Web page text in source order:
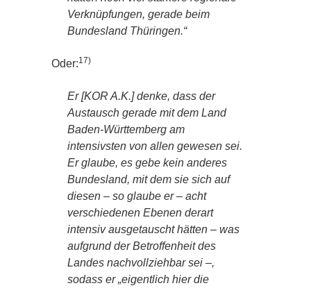
Verknüpfungen, gerade beim
Bundesland Thüringen.“
Oder:17)
Er [KOR A.K.] denke, dass der
Austausch gerade mit dem Land
Baden-Württemberg am
intensivsten von allen gewesen sei.
Er glaube, es gebe kein anderes
Bundesland, mit dem sie sich auf
diesen – so glaube er – acht
verschiedenen Ebenen derart
intensiv ausgetauscht hätten – was
aufgrund der Betroffenheit des
Landes nachvollziehbar sei –,
sodass er „eigentlich hier die